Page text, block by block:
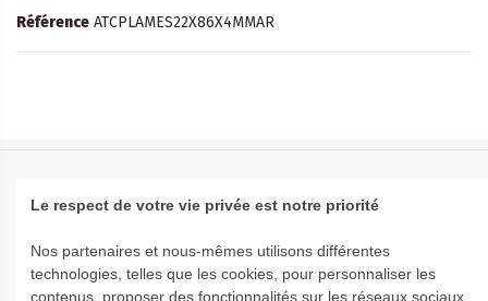
Référence ATCPLAMES22X86X4MMAR
AIDE & INFORMATION
Le respect de votre vie privée est notre priorité
Nos partenaires et nous-mêmes utilisons différentes
technologies, telles que les cookies, pour personnaliser les
contenus, proposer des fonctionnalités sur les réseaux sociaux